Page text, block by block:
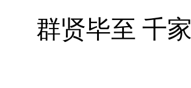
群贤毕至 千